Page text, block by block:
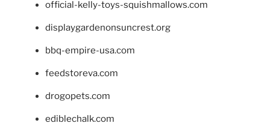
official-kelly-toys-squishmallows.com
displaygardenonsuncrest.org
bbq-empire-usa.com
feedstoreva.com
drogopets.com
ediblechalk.com